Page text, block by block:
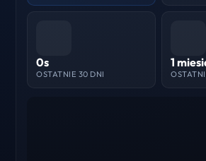
0s
OSTATNIE 30 DNI
1